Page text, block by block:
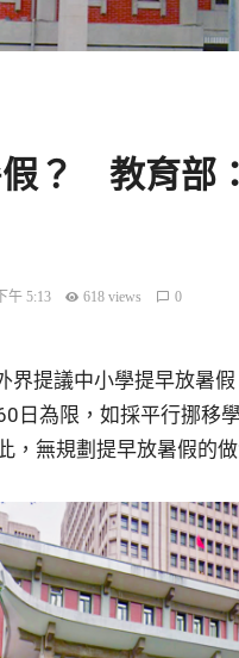
？ 教育部
午 5:13 618 views 0
界提議中小學提早放暑
日為限，如採平行挪移
，無規劃提早放暑假的做